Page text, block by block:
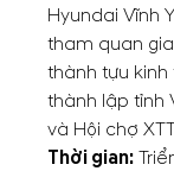
Hyundai Vĩnh
tham quan
thành tựu
thành lập
và Hội chợ
Thời gian: